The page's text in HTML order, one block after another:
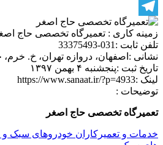
LinkedIn
Telegram
زمینه کاری : تعمیرگاه تخصصی حاج
تلفن ثابت :031-33375493
نشانی : اصفهان، دروازه تهران، خ.
تاریخ ثبت :پنجشنبه ۴ بهمن ۱۳۹۷
لینک :https://www.sanaat.ir/?p=4933
توضیحات :
تعمیرگاه تخصصی حاج اصغر
خدمات و تعمیرکاران خودروهای سبک و